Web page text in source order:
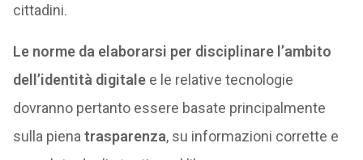
cittadini.
Le norme da elaborarsi per disciplinare l’ambito
dell’identità digitalee le relative tecnologie
dovranno pertanto essere basate principalmente
sulla piena trasparenza, su informazioni corrette e